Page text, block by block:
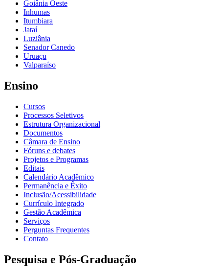
Goiânia Oeste
Inhumas
Itumbiara
Jataí
Luziânia
Senador Canedo
Uruaçu
Valparaíso
Ensino
Cursos
Processos Seletivos
Estrutura Organizacional
Documentos
Câmara de Ensino
Fóruns e debates
Projetos e Programas
Editais
Calendário Acadêmico
Permanência e Êxito
Inclusão/Acessibilidade
Currículo Integrado
Gestão Acadêmica
Serviços
Perguntas Frequentes
Contato
Pesquisa e Pós-Graduação